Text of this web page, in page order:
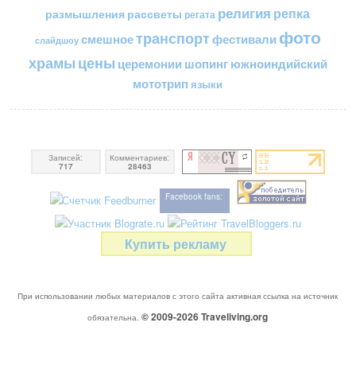
размышления рассветы регата религия репка
слайдшоу смешноетранспортфестивали фото
храмы цены церемонии шопингюжноиндийский
мототрип языки
Записей:
717
Комментариев:
28463
Facebook fans:
Купить рекламу
При использовании любых материалов с этого сайта активная ссылка на источник
обязательна. © 2009-2026Traveliving.org